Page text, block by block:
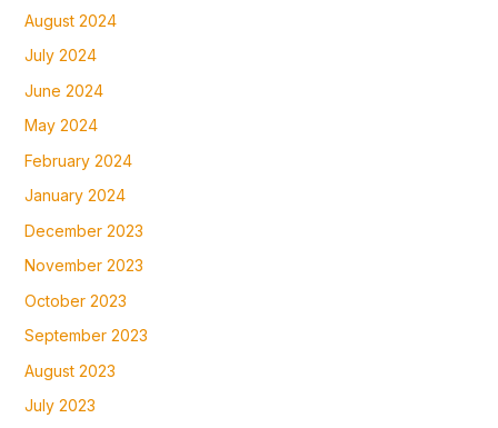
August 2024
July 2024
June 2024
May 2024
February 2024
January 2024
December 2023
November 2023
October 2023
September 2023
August 2023
July 2023